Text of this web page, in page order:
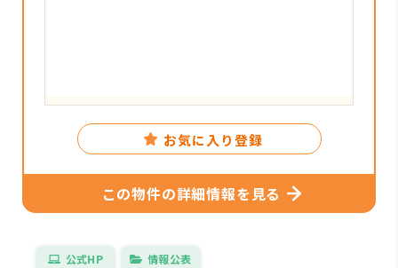
お気に入り登録
この物件の詳細情報を見る
公式HP 情報公表